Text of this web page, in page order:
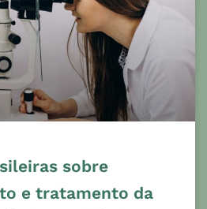
sobre
e tratamento da